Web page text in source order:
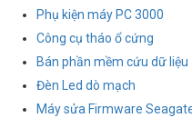
Phụ kiện máy PC 3000
Công cụ tháo ổ cứng
Bán phần mềm cứu dữ liệu
Đèn Led dò mạch
Máy sửa Firmware